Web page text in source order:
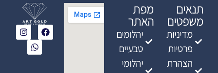
מפת
האתר
יהלומים
טבעיים
יהלומי
תנאים
משפטים
מדיניות
פרטיות
הצהרת